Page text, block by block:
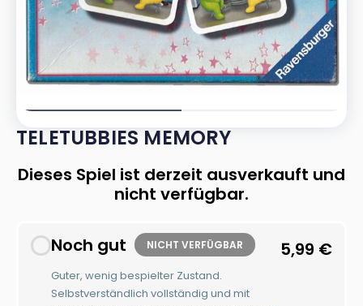
TELETUBBIES MEMORY
Dieses Spiel ist derzeit ausverkauft und
nicht verfügbar.
Noch gut NICHT VERFÜGBAR
Guter, wenig bespielter Zustand.
Selbstverständlich vollständig und mit
5,99 €